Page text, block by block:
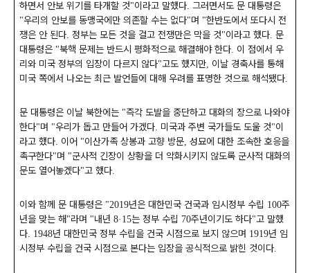
하면서 안보 위기를 타개할 것"이라고 말했다. 그러면서도 문 대통령은
"우리의 안보를 동맹국에만 의존할 수는 없다"며 "한반도에서 또다시 전
쟁은 안 된다. 정부는 모든 것을 걸고 전쟁만은 막을 것"이라고 했다. 문
대통령은 "북핵 문제는 반드시 평화적으로 해결해야 한다. 이 점에서 우
리와 미국 정부의 입장이 다르지 않다"고도 했지만, 이날 경축사를 통해
미국 쪽에서 나오는 최근 발언들에 대해 우려를 표명한 것으로 해석됐다.
문 대통령은 이날 북한에는 "즉각 도발을 중단하고 대화의 장으로 나와야
한다"며 "우리가 돕고 만들어 가겠다. 미국과 주변 국가들도 도울 것"이
라고 했다. 이어 "이산가족 상봉과 고향 방문, 성묘에 대한 조속한 호응을
촉구한다"며 "군사적 긴장이 상황을 더 악화시키지 않도록 군사적 대화의
문도 열어놓겠다"고 했다.
이와 함께 문 대통령은 "2019년은 대한민국 건국과 임시정부 수립 100주
년을 맞는 해 "라며 "내년 8·15는 정부 수립 70주년이기도 하다"고 말했
다. 1948년 대한민국 정부 수립을 건국 시점으로 보지 않으며 1919년 임
시정부 수립을 건국 시점으로 본다는 입장을 공식적으로 밝힌 것이다.